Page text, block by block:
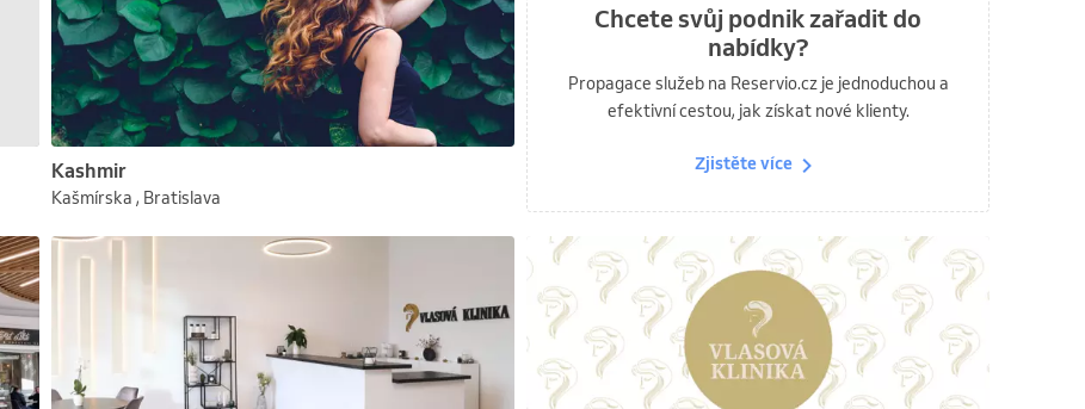
Kashmir
Kašmírska , Bratislava
Chcete svůj podnik zařadit do
nabídky?
Propagace služeb na Reservio.cz je jednoduchou a
efektivní cestou, jak získat nové klienty.
Zjistěte více